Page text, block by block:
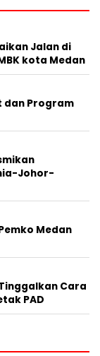
Jalan di
kota Medan
dan Program
Johor-
Medan
Cara
PAD